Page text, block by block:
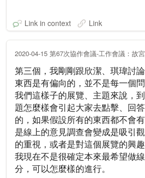
Link in context Link
2020-04-15 第67次協作會議-工作會議：故
第三個，我剛剛跟欣潔、琪瑋討
東西是有偏向的，並不是每一個
我們這樣子的展覽、主題來說，
題怎麼樣會引起大家去點擊、回
的，如果假設所有的東西都不會
是線上的意見調查會變成是吸引
的重視，或者是對這個展覽的興
我現在不是很確定本來最希望做
分，可以怎麼樣的進行。